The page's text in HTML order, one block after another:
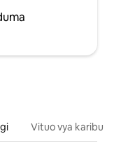
Vituo vya karibu